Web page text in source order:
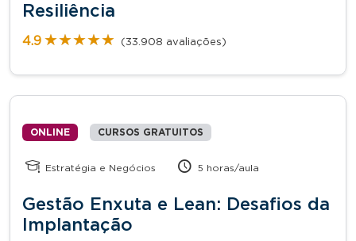
Resiliência
4.9 ★★★★★
★★★★★ (33.908 avaliações)
ONLINE CURSOS GRATUITOS
Estratégia e Negócios 5 horas/aula
Gestão Enxuta e Lean: Desafios da
Implantação